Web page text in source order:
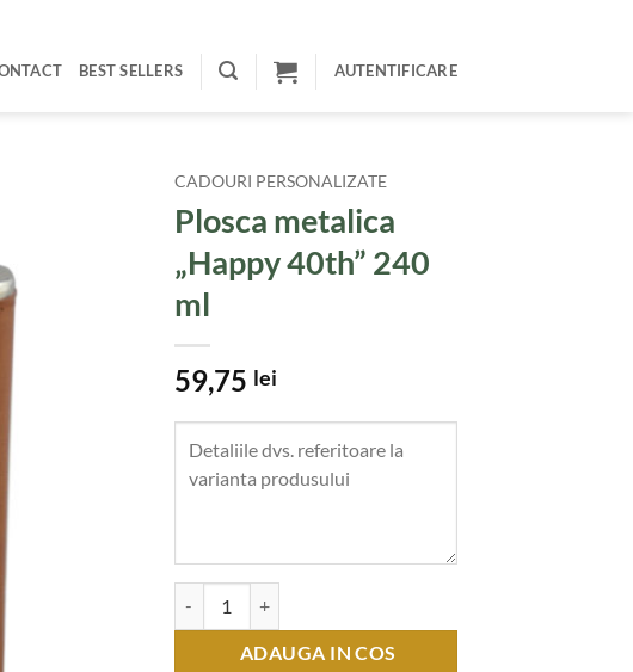
BEST SELLERS AUTENTIFICARE
CADOURI PERSONALIZATE
Plosca metalica
„Happy 40th” 240
ml
59,75 lei
ADAUGA IN COS